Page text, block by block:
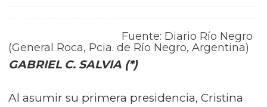
Fuente: Diario Río Negro
(General Roca, Pcia. de Río Negro, Argentina)
GABRIEL C. SALVIA (*)
Al asumir su primera presidencia, Cristina